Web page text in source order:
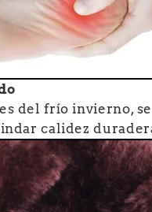
del frío invierno,
calidez